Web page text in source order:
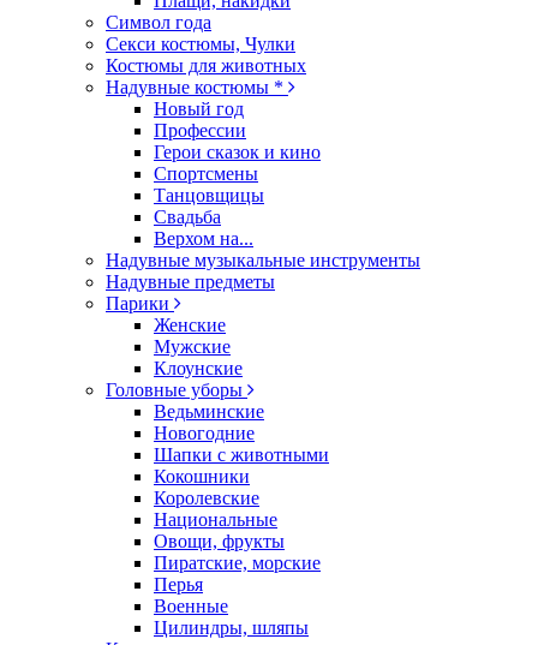
Символ года
Секси костюмы, Чулки
Костюмы для животных
Надувные костюмы *
Новый год
Профессии
Герои сказок и кино
Спортсмены
Танцовщицы
Свадьба
Верхом на...
Надувные музыкальные инструменты
Надувные предметы
Парики
Женские
Мужские
Клоунские
Головные уборы
Ведьминские
Новогодние
Шапки с животными
Кокошники
Королевские
Национальные
Овощи, фрукты
Пиратские, морские
Перья
Военные
Цилиндры, шляпы